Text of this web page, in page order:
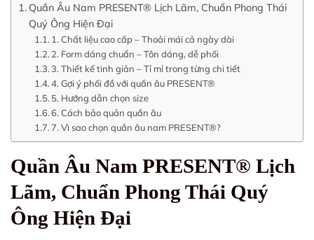
Quần Âu Nam PRESENT® Lịch Lãm, Chuẩn Phong Thái
Quý Ông Hiện Đại
1. Chất liệu cao cấp – Thoải mái cả ngày dài
2. Form dáng chuẩn – Tôn dáng, dễ phối
3. Thiết kế tinh giản – Tỉ mỉ trong từng chi tiết
4. Gợi ý phối đồ với quần âu PRESENT®
5. Hướng dẫn chọn size
6. Cách bảo quản quần âu
7. Vì sao chọn quần âu nam PRESENT®?
Quần Âu Nam PRESENT® Lịch
Lãm, Chuẩn Phong Thái Quý
Ông Hiện Đại